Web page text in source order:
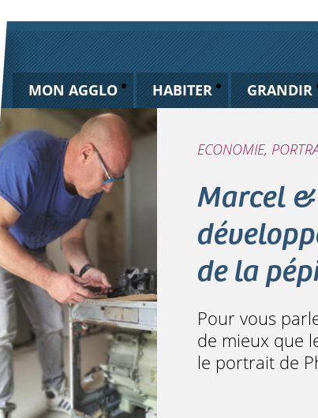
MON AGGLO HABITER GRANDIR
ECONOMIE,
Marcel
de la
Pour vous
de mieux que
le portrait de